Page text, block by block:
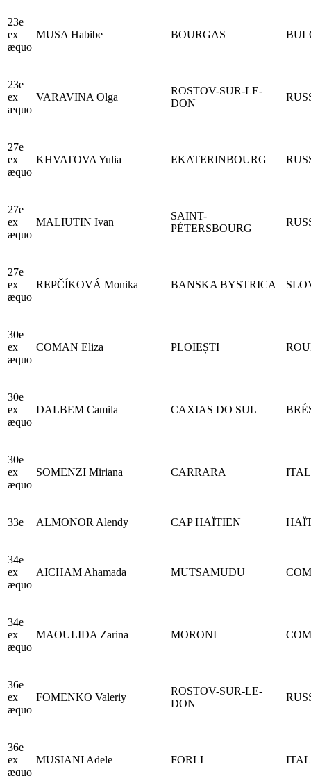
23e
ex
æquo
MUSA Habibe BOURGAS
23e
ex
æquo
VARAVINA Olga
ROSTOV-SUR-LE-
DON
27e
ex
æquo
KHVATOVA Yulia EKATERINBOURG
27e
ex
æquo
MALIUTIN Ivan
SAINT-
PÉTERSBOURG
27e
ex
æquo
REPČÍKOVÁ Monika BANSKA BYSTRICA
30e
ex
æquo
COMAN Eliza PLOIEȘTI
30e
ex
æquo
DALBEM Camila CAXIAS DO SUL
30e
ex
æquo
SOMENZI Miriana CARRARA
33e ALMONOR Alendy CAP HAÏTIEN
34e
ex
æquo
AICHAM Ahamada MUTSAMUDU
34e
ex
æquo
MAOULIDA Zarina MORONI
36e
ex
æquo
FOMENKO Valeriy
ROSTOV-SUR-LE-
DON
36e
ex
æquo
MUSIANI Adele FORLI